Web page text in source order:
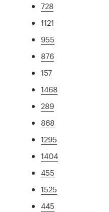
728
1121
955
876
157
1468
289
868
1295
1404
455
1525
445